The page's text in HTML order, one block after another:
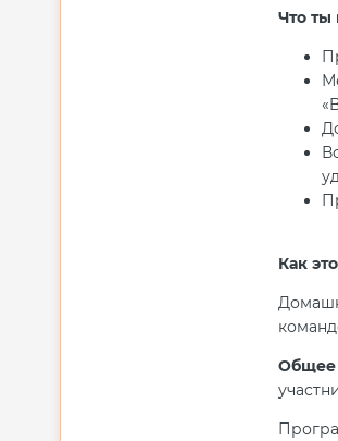
Что ты
Как
Общее